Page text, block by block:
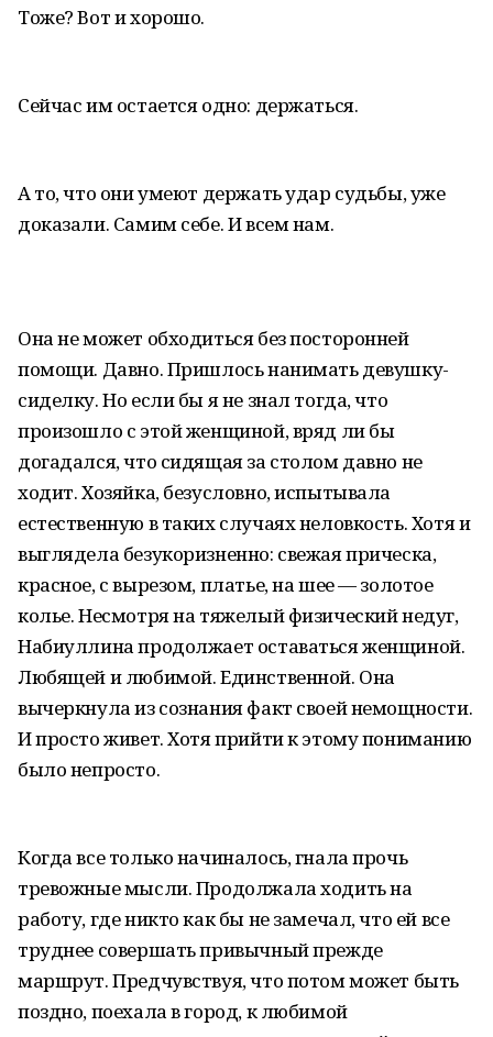
Тоже? Вот и хорошо.
Сейчас им остается одно: держаться.
А то, что они умеют держать удар судьбы, уже
доказали. Самим себе. И всем нам.
Она не может обходиться без посторонней
помощи. Давно. Пришлось нанимать девушку-
сиделку. Но если бы я не знал тогда, что
произошло с этой женщиной, вряд ли бы
догадался, что сидящая за столом давно не
ходит. Хозяйка, безусловно, испытывала
естественную в таких случаях неловкость. Хотя и
выглядела безукоризненно: свежая прическа,
красное, с вырезом, платье, на шее — золотое
колье. Несмотря на тяжелый физический недуг,
Набиуллина продолжает оставаться женщиной.
Любящей и любимой. Единственной. Она
вычеркнула из сознания факт своей немощности.
И просто живет. Хотя прийти к этому пониманию
было непросто.
Когда все только начиналось, гнала прочь
тревожные мысли. Продолжала ходить на
работу, где никто как бы не замечал, что ей все
труднее совершать привычный прежде
маршрут. Предчувствуя, что потом может быть
поздно, поехала в город, к любимой